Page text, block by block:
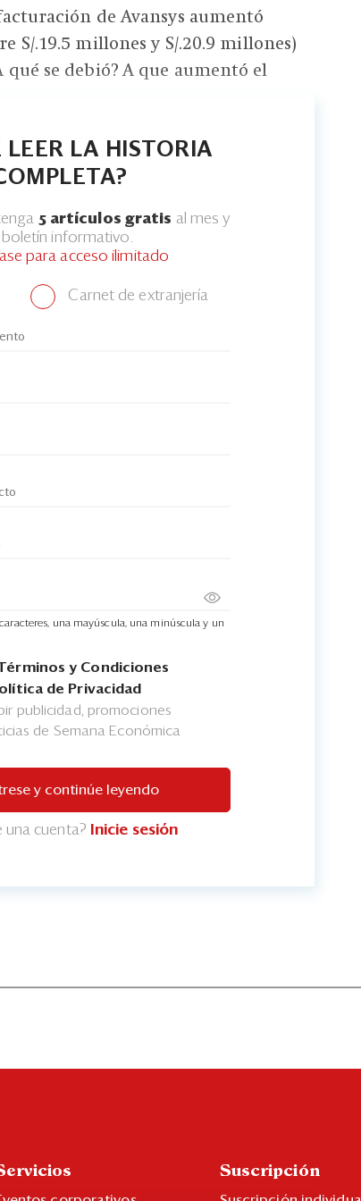
de Avansys aumentó
S/.19.5 millones y S/.20.9 millones)
qué se debió? A que aumentó el
LEER LA HISTORIA
5 artículos gratis al mes y
boletín informativo.
para acceso ilimitado
Carnet de extranjería
una mayúscula, una minúscula y un
y Condiciones
de Privacidad
publicidad, promociones
de Semana Económica
y continúe leyendo
una cuenta? Inicie sesión
Suscripción